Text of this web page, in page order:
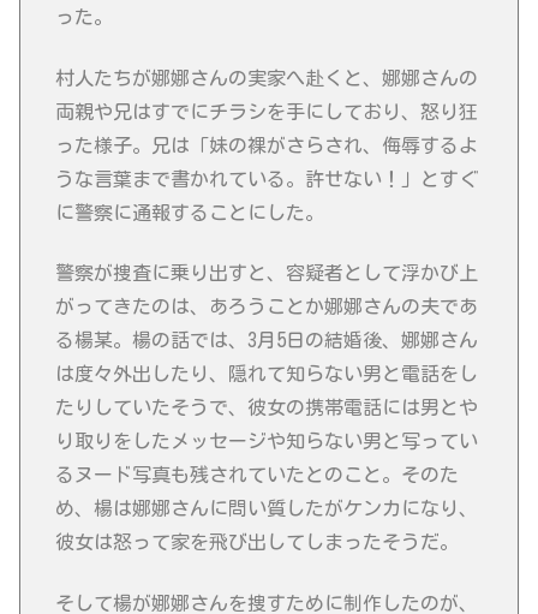
った。
村人たちが娜娜さんの実家へ赴くと、娜娜さんの
両親や兄はすでにチラシを手にしており、怒り狂
った様子。兄は「妹の裸がさらされ、侮辱するよ
うな言葉まで書かれている。許せない！」とすぐ
に警察に通報することにした。
警察が捜査に乗り出すと、容疑者として浮かび上
がってきたのは、あろうことか娜娜さんの夫であ
る楊某。楊の話では、3月5日の結婚後、娜娜さん
は度々外出したり、隠れて知らない男と電話をし
たりしていたそうで、彼女の携帯電話には男とや
り取りをしたメッセージや知らない男と写ってい
るヌード写真も残されていたとのこと。そのた
め、楊は娜娜さんに問い質したがケンカになり、
彼女は怒って家を飛び出してしまったそうだ。
そして楊が娜娜さんを捜すために制作したのが、